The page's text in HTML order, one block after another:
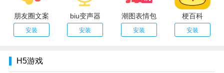
朋友圈文案
安装
biu变声器
安装
潮图表情包
安装
梗百科
安装
H5游戏